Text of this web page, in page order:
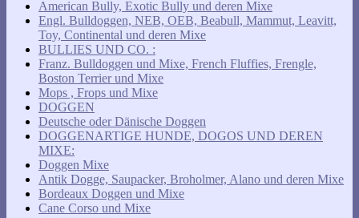
American Bully, Exotic Bully und deren Mixe
Engl. Bulldoggen, NEB, OEB, Beabull, Mammut, Leavitt,
Toy, Continental und deren Mixe
BULLIES UND CO. :
Franz. Bulldoggen und Mixe, French Fluffies, Frengle,
Boston Terrier und Mixe
Mops , Frops und Mixe
DOGGEN
Deutsche oder Dänische Doggen
DOGGENARTIGE HUNDE, DOGOS UND DEREN
MIXE:
Doggen Mixe
Antik Dogge, Saupacker, Broholmer, Alano und deren Mixe
Bordeaux Doggen und Mixe
Cane Corso und Mixe